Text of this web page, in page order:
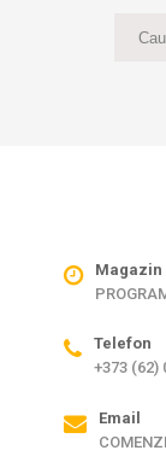
Magazin
Telefon
+373 (62)
Email